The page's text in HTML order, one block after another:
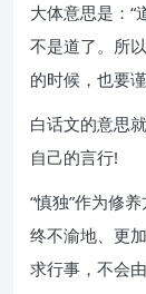
大体意思是：“
不是道了。所
的时候，也要
白话文的意思
自己的言行!
“慎独”作为修
终不渝地、更
求行事，不会